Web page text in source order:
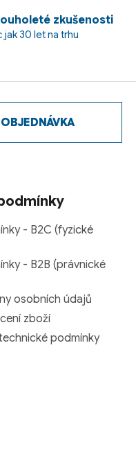
zkušenosti
jak 30 let na trhu
- B2C (fyzické
- B2B (právnické
osobních údajů
zboží
podmínky